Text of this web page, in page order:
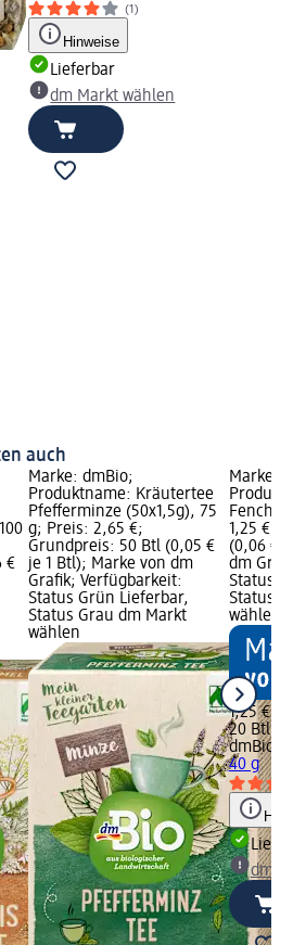
(1)
Hinweise
Lieferbar
dm Markt wählen
auch
€
Marke: dmBio;
Produktname: Kräutertee
Pfefferminze (50x1,5g), 75
g; Preis: 2,65 €;
Grundpreis: 50 Btl (0,05 €
je 1 Btl); Marke von dm
Grafik; Verfügbarkeit:
Status Grün Lieferbar,
Status Grau dm Markt
wählen
Marke:
1,25 €;
(0,06 €
dm
Status
Status
wählen
1,25 €
20 Btl
dmBio
40 g
dm